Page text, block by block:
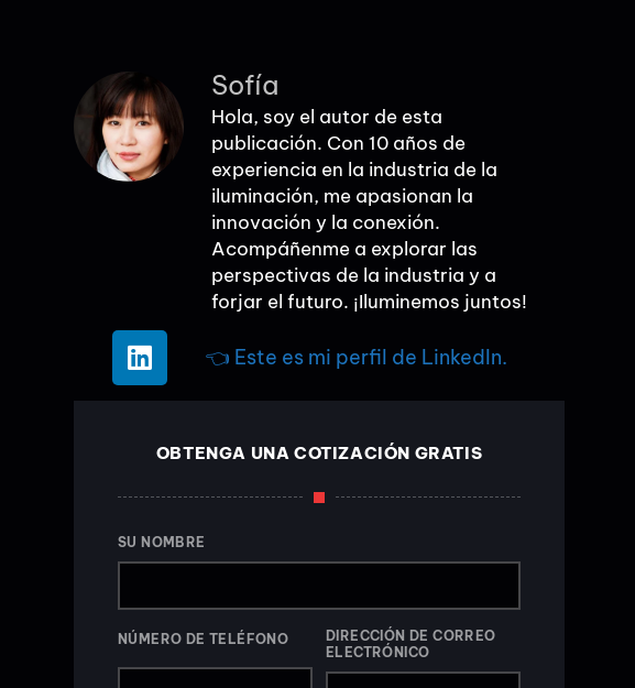
Sofía
Hola, soy el autor de esta
publicación. Con 10 años de
experiencia en la industria de la
iluminación, me apasionan la
innovación y la conexión.
Acompáñenme a explorar las
perspectivas de la industria y a
forjar el futuro. ¡Iluminemos juntos!
👈 Este es mi perfil de LinkedIn.
OBTENGA UNA COTIZACIÓN GRATIS
SU NOMBRE
NÚMERO DE TELÉFONO
DIRECCIÓN DE CORREO
ELECTRÓNICO